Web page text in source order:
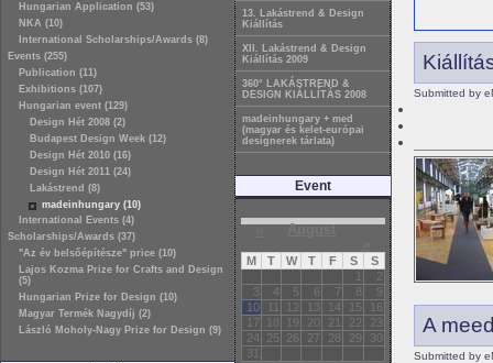
Hungarian Application (53)
NKA (10)
International Scholarships/Awards (8)
Events (255)
Publication (11)
Exhibitions (107)
Hungarian event (129)
Design Hét 2008 (2)
Budapest Design Week (12)
Design Hét 2010 (16)
Design Hét 2011 (24)
Lakástrend (8)
madeinhungary (10)
International Events (4)
Scholarships/Awards (37)
"Az év belsőépítésze" price (10)
Lajos Kozma Prize for Crafts and Design
(5)
Hungarian Prize for Design (10)
Magyar Termék Nagydíj (2)
László Moholy-Nagy Prize for Design (9)
13. Lakástrend & Design
Kiállítás
XII. Lakástrend & Design
Kiállítás 2009
360° LAKÁSTREND &
DESIGN KIÁLLÍTÁS 2008
madeinhungary + med
(magyar és kelet-európai
designerek tárlata)
Event
« August
M T W T F S
S
1
2
3
4 5 6 7 8
9
10
11 12 13 14 15
16
17
18 19 20 21 22
23
24
25 26 27 28 29
30
31
Submitted by
A
Submitted by